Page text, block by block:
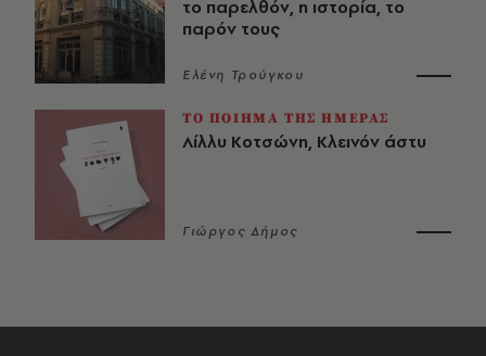
το παρελθόν, η ιστορία, το
παρόν τους
Ελένη Τρούγκου
ΤΟ ΠΟΙΗΜΑ ΤΗΣ ΗΜΕΡΑΣ
Λίλλυ Κοτσώνη, Κλεινόν άστυ
Γιώργος Δήμος